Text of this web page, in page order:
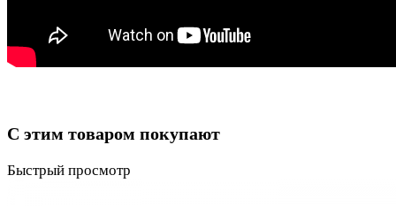
С этим товаром покупают
Быстрый просмотр